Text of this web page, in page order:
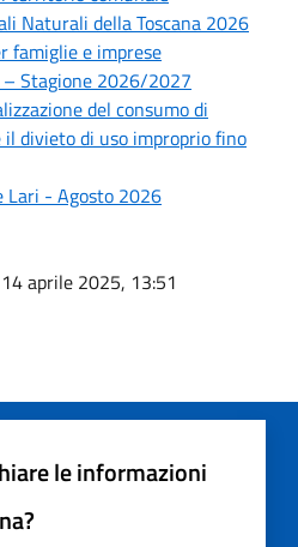
Naturali della Toscana 2026
famiglie e imprese
Stagione 2026/2027
del consumo di
divieto di uso improprio fino
Lari - Agosto 2026
aprile 2025, 13:51
le informazioni